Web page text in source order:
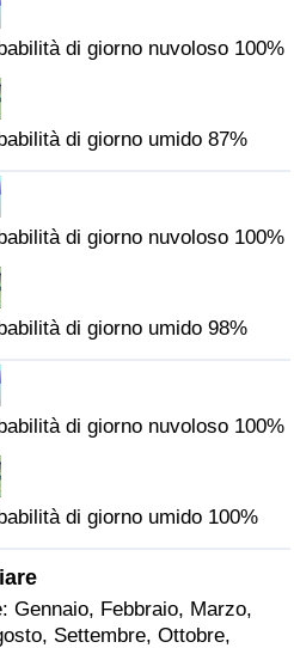
di giorno nuvoloso 100%
di giorno umido 87%
di giorno nuvoloso 100%
di giorno umido 98%
di giorno nuvoloso 100%
di giorno umido 100%
Gennaio, Febbraio, Marzo,
Settembre, Ottobre,